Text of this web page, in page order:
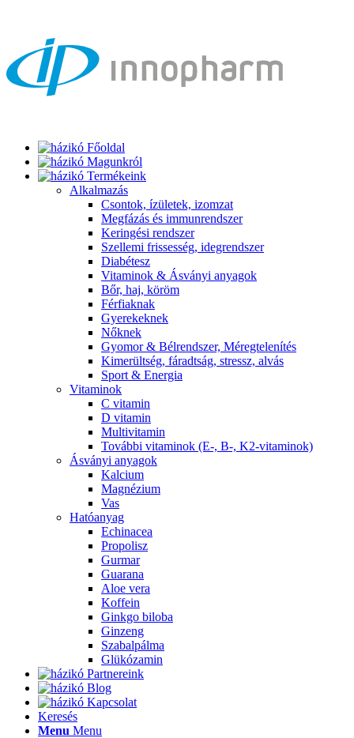
Főoldal
Magunkról
Termékeink
Alkalmazás
Csontok, ízületek, izomzat
Megfázás és immunrendszer
Keringési rendszer
Szellemi frissesség, idegrendszer
Diabétesz
Vitaminok & Ásványi anyagok
Bőr, haj, köröm
Férfiaknak
Gyerekeknek
Nőknek
Gyomor & Bélrendszer, Méregtelenítés
Kimerültség, fáradtság, stressz, alvás
Sport & Energia
Vitaminok
C vitamin
D vitamin
Multivitamin
További vitaminok (E-, B-, K2-vitaminok)
Ásványi anyagok
Kalcium
Magnézium
Vas
Hatóanyag
Echinacea
Propolisz
Gurmar
Guarana
Aloe vera
Koffein
Ginkgo biloba
Ginzeng
Szabalpálma
Glükózamin
Partnereink
Blog
Kapcsolat
Keresés
Menu Menu